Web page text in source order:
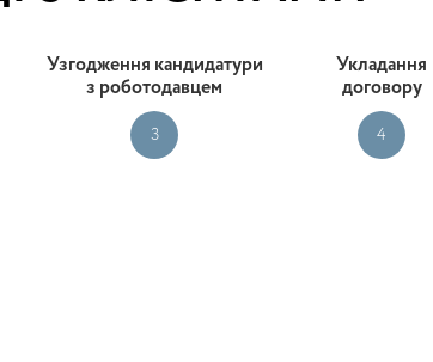
Узгодження кандидатури
з роботодавцем
3
Укладання
договору
4